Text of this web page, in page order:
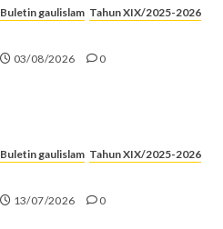
Buletin gaulislam Tahun XIX/2025-2026
03/08/2026 0
Buletin gaulislam Tahun XIX/2025-2026
13/07/2026 0